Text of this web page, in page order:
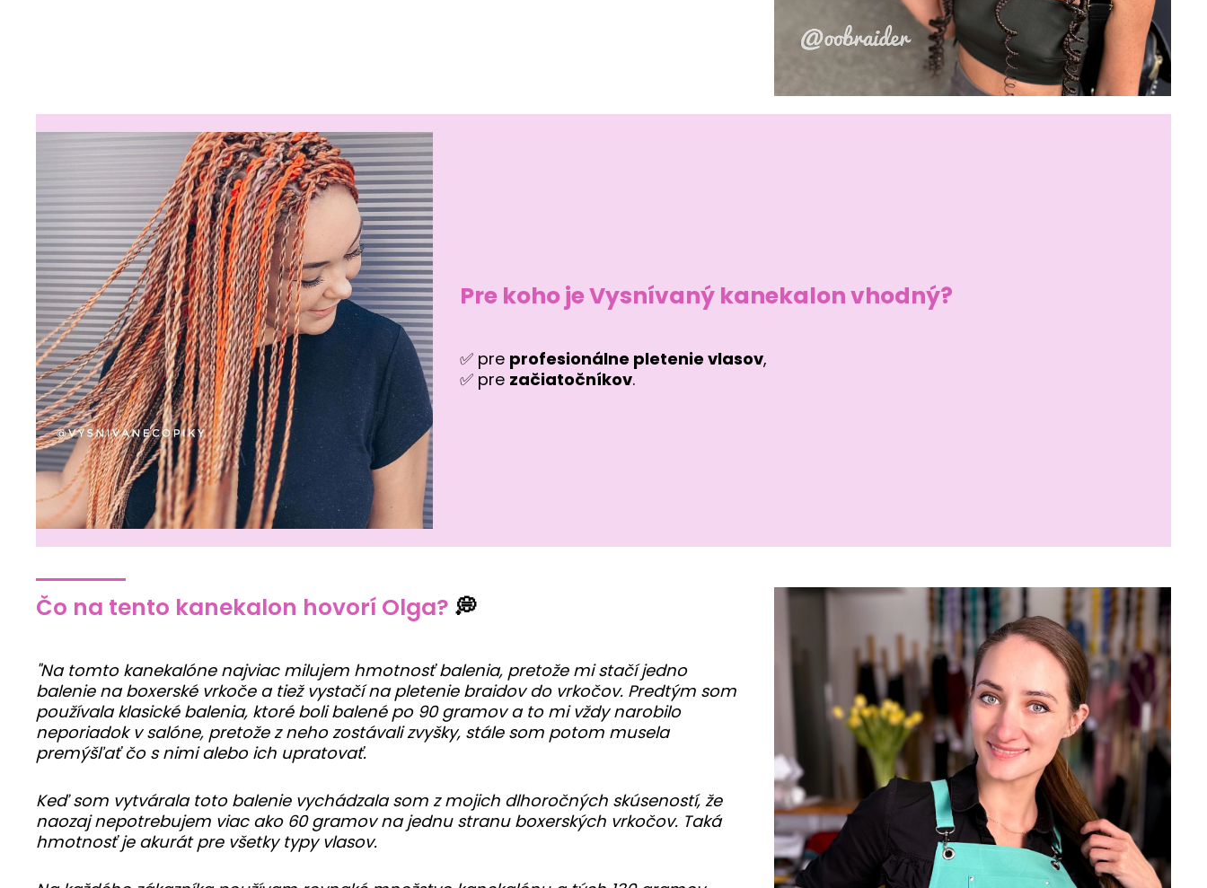
Pre koho je Vysnívaný kanekalon vhodný?
✅ pre profesionálne pletenie vlasov,
✅ pre začiatočníkov.
Čo na tento kanekalon hovorí Olga? 💭
"Na tomto kanekalóne najviac milujem hmotnosť balenia, pretože mi stačí jedno
balenie na boxerské vrkoče a tiež vystačí na pletenie braidov do vrkočov. Predtým som
používala klasické balenia, ktoré boli balené po 90 gramov a to mi vždy narobilo
neporiadok v salóne, pretože z neho zostávali zvyšky, stále som potom musela
premýšľať čo s nimi alebo ich upratovať.
Keď som vytvárala toto balenie vychádzala som z mojich dlhoročných skúseností, že
naozaj nepotrebujem viac ako 60 gramov na jednu stranu boxerských vrkočov. Taká
hmotnosť je akurát pre všetky typy vlasov.